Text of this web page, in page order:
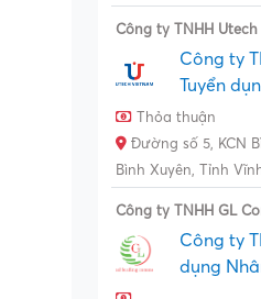
Công ty TNHH
Công ty
Tuyển
Thỏa thuận
Đường số 5, KCN
Bình Xuyên, Tỉnh
Công ty TNHH GL
Công ty
dụng